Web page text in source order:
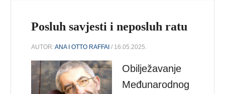
Posluh savjesti i neposluh ratu
AUTOR:ANA I OTTO RAFFAI / 16.05.2025.
Obilježavanje
Međunarodnog